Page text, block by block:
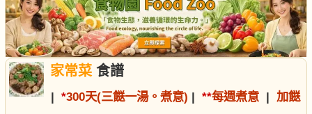
家常菜食譜
| *300天(三餸一湯。煮意) | **每週煮意 | 加餸